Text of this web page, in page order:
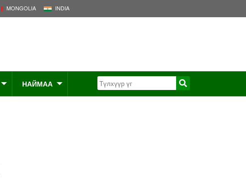
MONGOLIA INDIA
НАЙМАА